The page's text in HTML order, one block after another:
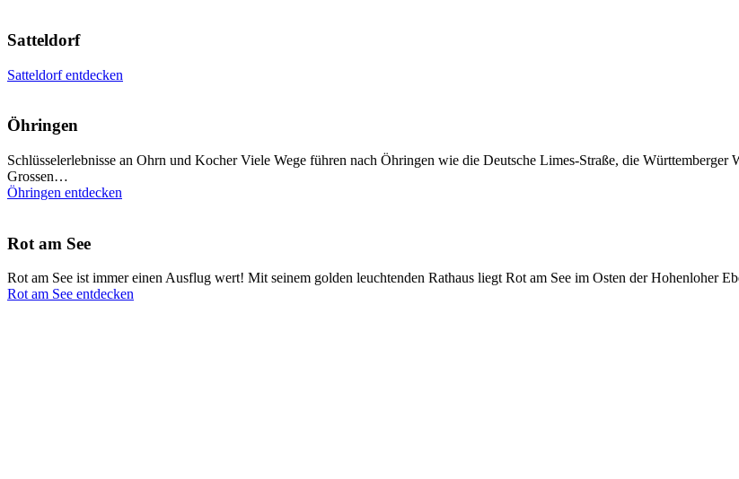
Satteldorf
Satteldorf entdecken
Öhringen
Schlüsselerlebnisse an Ohrn und Kocher Viele Wege führen nach Öhringen wie die Deutsche Limes-Straße, die
Grossen…
Öhringen entdecken
Rot am See
Rot am See ist immer einen Ausflug wert! Mit seinem golden leuchtenden Rathaus liegt Rot am See im Osten der Hohenloher
Rot am See entdecken